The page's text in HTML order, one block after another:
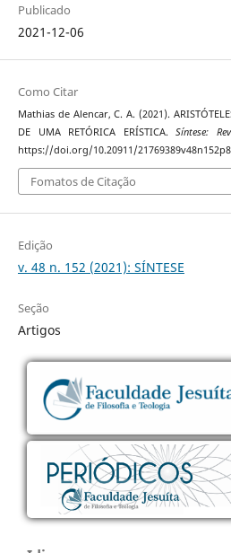
Publicado
2021-12-06
Como Citar
Mathias de Alencar, C. A. (2021).
DE UMA RETÓRICA ERÍSTICA.Síntese:
https://doi.org/10.20911/
Fomatos de Citação
Edição
v. 48 n. 152 (2021): SÍNTESE
Seção
Artigos